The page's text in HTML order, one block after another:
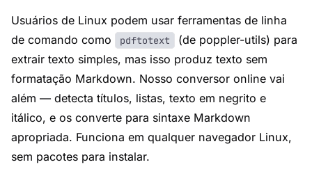
Usuários de Linux podem usar ferramentas de linha
de comando como
pdftotext
(de poppler-utils) para
extrair texto simples, mas isso produz texto sem
formatação Markdown. Nosso conversor online vai
além — detecta títulos, listas, texto em negrito e
itálico, e os converte para sintaxe Markdown
apropriada. Funciona em qualquer navegador Linux,
sem pacotes para instalar.